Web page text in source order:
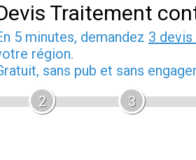
Traitement
5 minutes, demandez 3
région.
sans pub et sans
2 3